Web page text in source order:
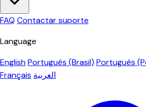
FAQ Contactar suporte
Language
EnglishPortuguês (Brasil) Português
Français العربية